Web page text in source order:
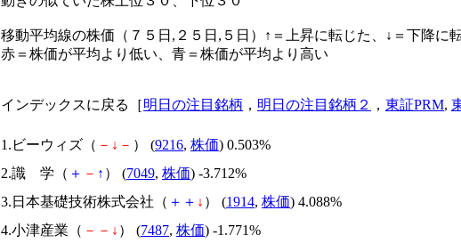
移動平均線の株価（７５日,２５日,５日）↑＝上昇に転じた、↓＝下降に
赤＝株価が平均より低い、青＝株価が平均より高い
インデックスに戻る［明日の注目銘柄 ， 明日の注目銘柄２ ， 東証PRM,
1.ビーウィズ（ － ↓ － ） (9216, 株価) 0.503%
2.識 学（ ＋ － ↑ ） (7049, 株価) -3.712%
3.日本基礎技術株式会社（ ＋ ＋ ↓ ） (1914, 株価) 4.088%
4.小津産業（ － － ↓ ） (7487, 株価) -1.771%